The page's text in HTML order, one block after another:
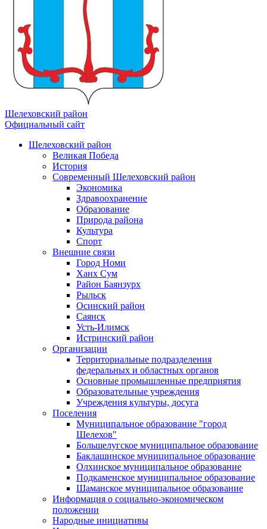
Шелеховский район
Официальный сайт
Шелеховский район
Великая Победа
История
Современный Шелеховский район
Экономика
Здравоохранение
Образование
Природа района
Культура
Спорт
Внешние связи
Город Номи
Ханх Сум
Район Баянзурх
Рыльск
Осинский район
Саянск
Усть-Илимск
Истринский район
Организации
Территориальные подразделения
федеральных и областных органов
Основные промышленные предприятия
Образовательные учреждения
Учреждения культуры, досуга
Поселения
Муниципальное образование "город
Шелехов"
Большелугское муниципальное образование
Баклашинское муниципальное образование
Олхинское муниципальное образование
Подкаменское муниципальное образование
Шаманское муниципальное образование
Информация о социально-экономическом
положении
Народные инициативы